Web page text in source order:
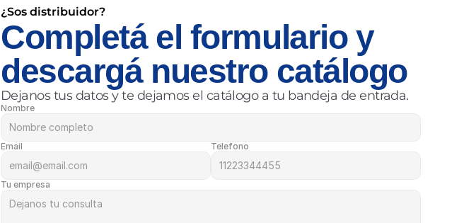
¿Sos distribuidor?
Completá el formulario y
descargá nuestro catálogo
Dejanos tus datos y te dejamos el catálogo a tu bandeja de entrada.
Nombre
Email Telefono
Tu empresa